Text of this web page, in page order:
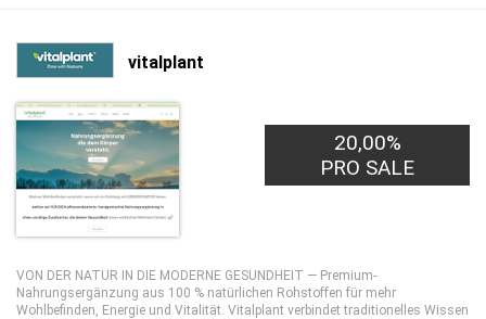
vitalplant
20,00%
PRO SALE
VON DER NATUR IN DIE MODERNE GESUNDHEIT — Premium-
Nahrungsergänzung aus 100 % natürlichen Rohstoffen für mehr
Wohlbefinden, Energie und Vitalität. Vitalplant verbindet traditionelles Wissen